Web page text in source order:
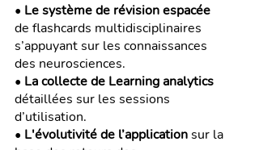
• Le système de révision espacée
de flashcards multidisciplinaires
s’appuyant sur les connaissances
des neurosciences.
• La collecte de Learning analytics
détaillées sur les sessions
d’utilisation.
• L'évolutivité de l’application sur la